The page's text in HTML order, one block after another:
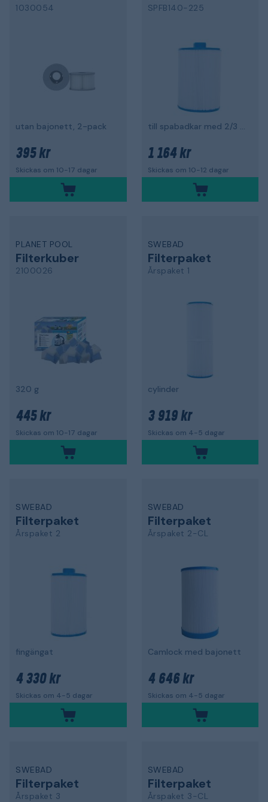
1030054
utan bajonett, 2-pack
395 kr
Skickas om 10-17 dagar
SPFB140-225
till spabadkar med 2/3 filtersystem
1 164 kr
Skickas om 10-12 dagar
PLANET POOL
Filterkuber
2100026
320 g
445 kr
Skickas om 10-17 dagar
SWEBAD
Filterpaket
Årspaket 1
cylinder
3 919 kr
Skickas om 4-5 dagar
SWEBAD
Filterpaket
Årspaket 2
fingängat
4 330 kr
Skickas om 4-5 dagar
SWEBAD
Filterpaket
Årspaket 2-CL
Camlock med bajonett
4 646 kr
Skickas om 4-5 dagar
SWEBAD
Filterpaket
Årspaket 3
SWEBAD
Filterpaket
Årspaket 3-CL